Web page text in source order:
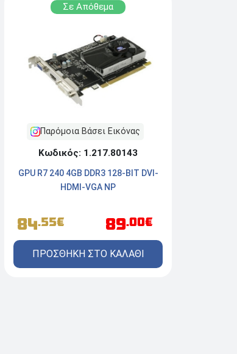
Σε Απόθεμα
Παρόμοια Βάσει Εικόνας
Κωδικός: 1.217.80143
GPU R7 240 4GB DDR3 128-BIT DVI-
HDMI-VGA NP
84.55€ 89.00€
ΠΡΟΣΘΗΚΗ ΣΤΟ ΚΑΛΑΘΙ